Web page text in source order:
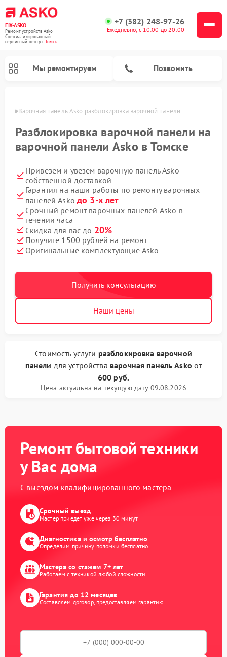
FIX-ASKO
Ремонт устройств Asko
Специализированный
cервисный центр г.Томск
+7 (382) 248-97-26
Ежедневно, с 10:00 до 20:00
Мы ремонтируем Позвонить
Варочная панель Asko разблокировка варочной панели
Разблокировка варочной панели на
варочной панели Asko в Томске
Привезем и увезем варочную панель Asko
собственной доставкой
Гарантия на наши работы по ремонту варочных
панелей Asko до 3-х лет
Срочный ремонт варочных панелей Asko в
течении часа
Скидка для вас до 20%
Получите 1500 рублей на ремонт
Оригинальные комплектующие Asko
Получить консультацию
Наши цены
Стоимость услуги разблокировка варочной
панели для устройства варочная панель Asko от
600 руб.
Цена актуальна на текущую дату 09.08.2026
Ремонт бытовой техники
у Вас дома
С выездом квалифицированного мастера
Срочный выезд
Мастер приедет уже через 30 минут
Диагностика и осмотр бесплатно
Определим причину поломки бесплатно
Мастера со стажем 7+ лет
Работаем с техникой любой сложности
Гарантия до 12 месяцев
Составляем договор, предоставляем гарантию